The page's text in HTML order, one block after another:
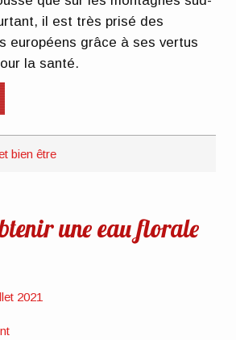
il est très prisé des
européens grâce à ses vertus
la santé.
bien être
une eau florale
2021